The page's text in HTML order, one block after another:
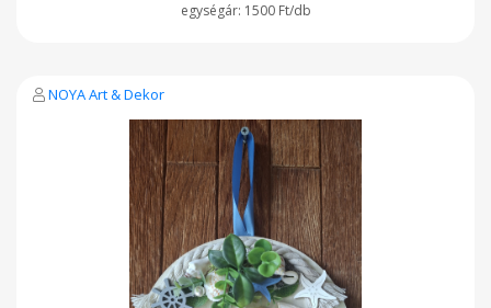
1500 Ft/db
NOYA Art & Dekor